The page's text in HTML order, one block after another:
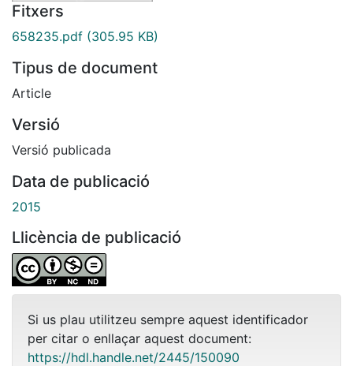
Fitxers
658235.pdf (305.95 KB)
Tipus de document
Article
Versió
Versió publicada
Data de publicació
2015
Llicència de publicació
Si us plau utilitzeu sempre aquest identificador
per citar o enllaçar aquest document:
https://hdl.handle.net/2445/150090